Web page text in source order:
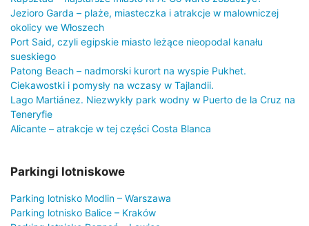
Jezioro Garda – plaże, miasteczka i atrakcje w malowniczej
okolicy we Włoszech
Port Said, czyli egipskie miasto leżące nieopodal kanału
sueskiego
Patong Beach – nadmorski kurort na wyspie Pukhet.
Ciekawostki i pomysły na wczasy w Tajlandii.
Lago Martiánez. Niezwykły park wodny w Puerto de la Cruz na
Teneryfie
Alicante – atrakcje w tej części Costa Blanca
Parkingi lotniskowe
Parking lotnisko Modlin – Warszawa
Parking lotnisko Balice – Kraków